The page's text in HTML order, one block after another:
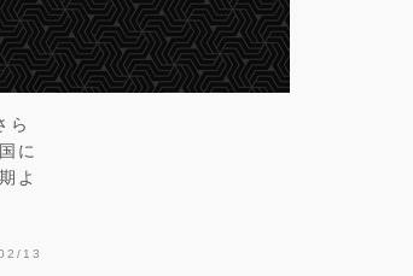
ら
に
よ
13